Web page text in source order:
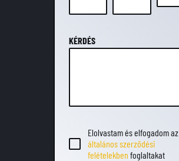
KÉRDÉS
Elolvastam és elfogadom az
általános szerződési
felételekben foglaltakat